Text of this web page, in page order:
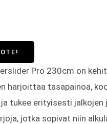
Pro 230cm on
harjoittaa tasapainoa,
tukee erityisesti jalkojen
jotka sopivat niin